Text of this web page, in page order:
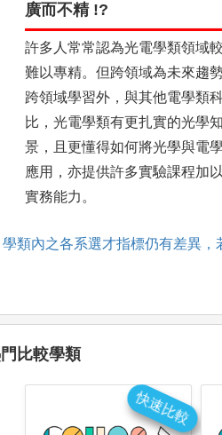
廣而不精 !?
許多人常常認為光電學類領域
難以專精。但跨領域為未來趨
跨領域學習外，與其他電學類
比，光電學類有更扎實的光學
景，且更懂得如何將光學與電
應用，亦提供許多實驗課程加
實務能力。
學類內之各系選才指標仍有差異，
比較學類
快速比較